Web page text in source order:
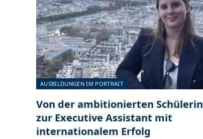
AUSBILDUNGEN IM PORTRAIT
Von der ambitionierten Schülerin
zur Executive Assistant mit
internationalem Erfolg